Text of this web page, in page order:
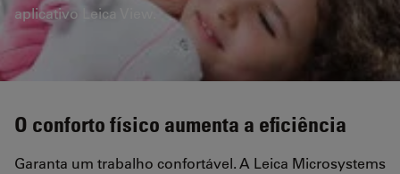
aplicativo Leica View.
O conforto físico aumenta a eficiência
Garanta um trabalho confortável. A Leica Microsystems